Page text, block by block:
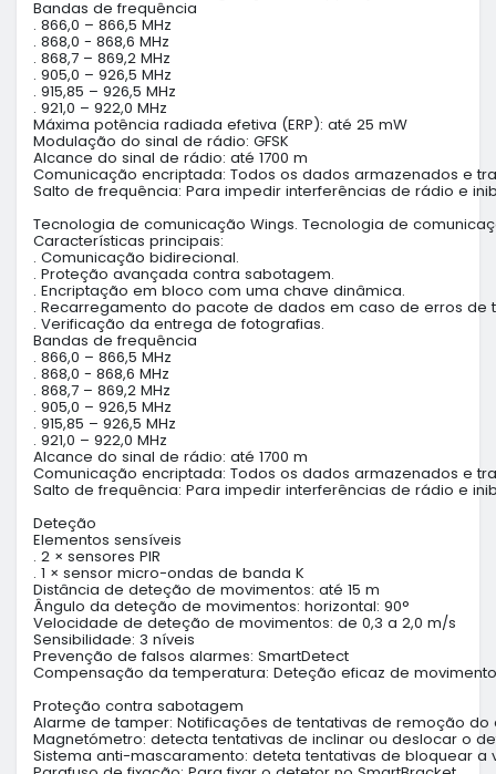
Bandas de frequência
. 866,0 – 866,5 MHz
. 868,0 - 868,6 MHz
. 868,7 – 869,2 MHz
. 905,0 – 926,5 MHz
. 915,85 – 926,5 MHz
. 921,0 – 922,0 MHz
Máxima potência radiada efetiva (ERP): até 25 mW
Modulação do sinal de rádio: GFSK
Alcance do sinal de rádio: até 1700 m
Comunicação encriptada: Todos os dados armazenados e
Salto de frequência: Para impedir interferências de rádio e
Tecnologia de comunicação Wings. Tecnologia de
Características principais:
. Comunicação bidirecional.
. Proteção avançada contra sabotagem.
. Encriptação em bloco com uma chave dinâmica.
. Recarregamento do pacote de dados em caso de erros de
. Verificação da entrega de fotografias.
Bandas de frequência
. 866,0 – 866,5 MHz
. 868,0 - 868,6 MHz
. 868,7 – 869,2 MHz
. 905,0 – 926,5 MHz
. 915,85 – 926,5 MHz
. 921,0 – 922,0 MHz
Alcance do sinal de rádio: até 1700 m
Comunicação encriptada: Todos os dados armazenados e
Salto de frequência: Para impedir interferências de rádio e
Deteção
Elementos sensíveis
. 2 × sensores PIR
. 1 × sensor micro-ondas de banda K
Distância de deteção de movimentos: até 15 m
Ângulo da deteção de movimentos: horizontal: 90°
Velocidade de deteção de movimentos: de 0,3 a 2,0 m/s
Sensibilidade: 3 níveis
Prevenção de falsos alarmes: SmartDetect
Compensação da temperatura: Deteção eficaz de
Proteção contra sabotagem
Alarme de tamper: Notificações de tentativas de remoção
Magnetómetro: detecta tentativas de inclinar ou deslocar o
Sistema anti-mascaramento: deteta tentativas de bloquear a